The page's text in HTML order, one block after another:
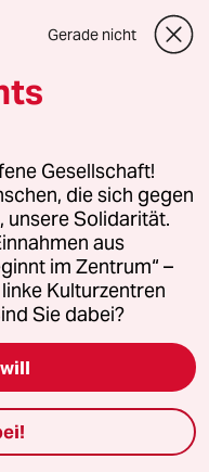
Gerade nicht
Gesellschaft!
die sich gegen
unsere Solidarität.
aus
im Zentrum“ –
Kulturzentren
Sie dabei?